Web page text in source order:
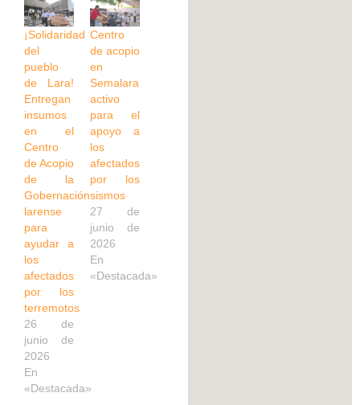
¡Solidaridad
del
pueblo
de Lara!
Entregan
insumos
en el
Centro
de Acopio
de la
Gobernación
larense
para
ayudar a
los
afectados
por los
terremotos
26 de
junio de
2026
En
«Destacada»
Centro
de acopio
en
Semalara
activo
para el
apoyo a
los
afectados
por los
sismos
27 de
junio de
2026
En
«Destacada»